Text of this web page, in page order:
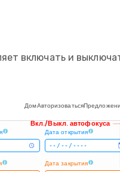
включать и
ДомАвторизоваться
Вкл./Выкл. автофокуса
Дата открытия
Дата закрытия